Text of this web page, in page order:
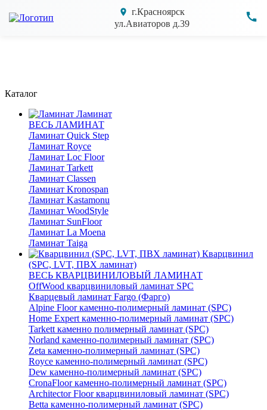
г.Красноярск
ул.Авиаторов д.39
Каталог
Ламинат
ВЕСЬ ЛАМИНАТ
Ламинат Quick Step
Ламинат Royce
Ламинат Loc Floor
Ламинат Tarkett
Ламинат Classen
Ламинат Kronospan
Ламинат Kastamonu
Ламинат WoodStyle
Ламинат SunFloor
Ламинат La Moena
Ламинат Taiga
Кварцвинил
(SPC, LVT, ПВХ ламинат)
ВЕСЬ КВАРЦВИНИЛОВЫЙ ЛАМИНАТ
OffWood кварцвиниловый ламинат SPC
Кварцевый ламинат Fargo (Фарго)
Alpine Floor каменно-полимерный ламинат (SPC)
Home Expert каменно-полимерный ламинат (SPC)
Tarkett каменно полимерный ламинат (SPC)
Norland каменно-полимерный ламинат (SPC)
Zeta каменно-полимерный ламинат (SPC)
Royce каменно-полимерный ламинат (SPC)
Dew каменно-полимерный ламинат (SPC)
CronaFloor каменно-полимерный ламинат (SPC)
Architector Floor кварцвиниловый ламинат (SPC)
Betta каменно-полимерный ламинат (SPC)